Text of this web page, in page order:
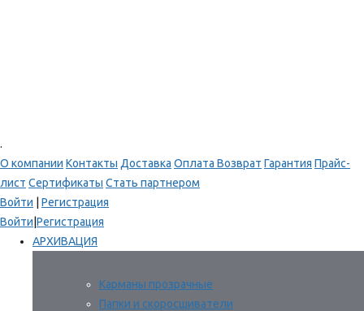
.
О компании Контакты Доставка Оплата Возврат Гарантия Прайс-
лист Сертификаты Стать партнером
Войти
Регистрация
Войти Регистрация
АРХИВАЦИЯ
Карманы прозрачные
Папки и скоросшиватели